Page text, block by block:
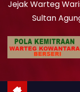
Jejak Warteg
Sultan